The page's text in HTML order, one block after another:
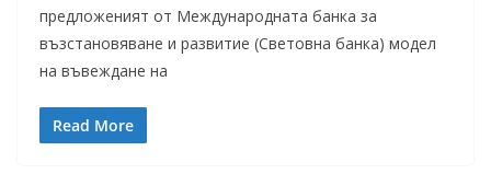
предложеният от Международната банка за
възстановяване и развитие (Световна банка) модел
на въвеждане на
Read More